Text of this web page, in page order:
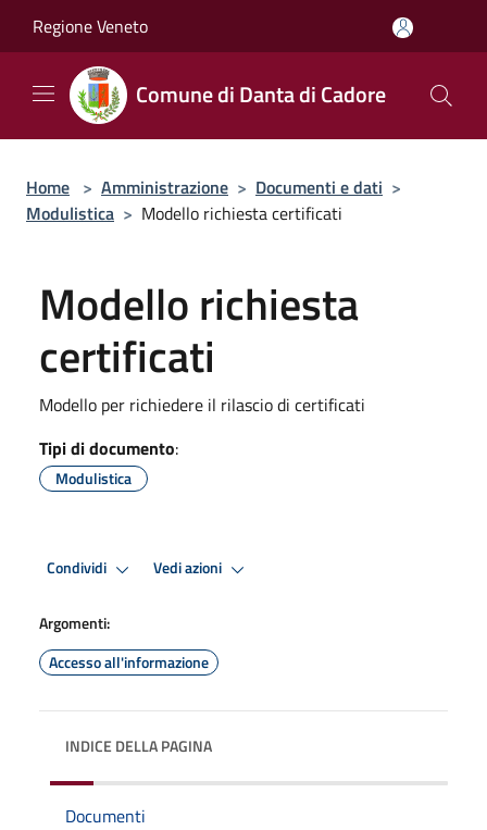
Regione Veneto
Comune di Danta di Cadore
Home > Amministrazione > Documenti e dati >
Modulistica > Modello richiesta certificati
Modello richiesta
certificati
Modello per richiedere il rilascio di certificati
Tipi di documento:
Modulistica
Condividi Vedi azioni
Argomenti:
Accesso all'informazione
INDICE DELLA PAGINA
Documenti